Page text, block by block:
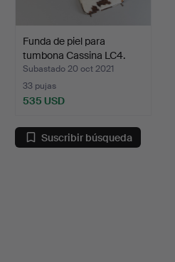
Funda de piel para
tumbona Cassina LC4.
Subastado 20 oct 2021
33 pujas
535 USD
Suscribir búsqueda